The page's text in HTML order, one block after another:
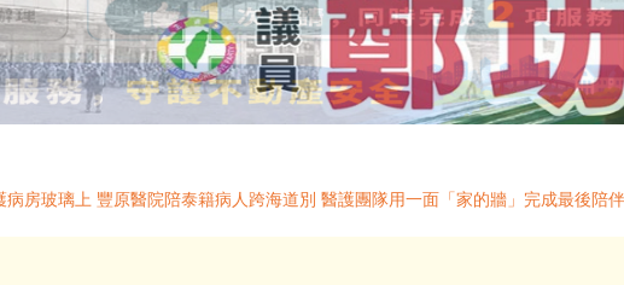
病房玻璃上 豐原醫院陪泰籍病人跨海道別 醫護團隊用一面「家的牆」完成最後陪伴